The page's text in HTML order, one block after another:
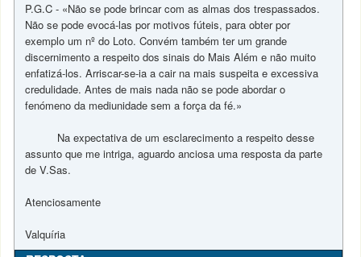
P.G.C - «Não se pode brincar com as almas dos trespassados.
Não se pode evocá-las por motivos fúteis, para obter por
exemplo um nº do Loto. Convém também ter um grande
discernimento a respeito dos sinais do Mais Além e não muito
enfatizá-los. Arriscar-se-ia a cair na mais suspeita e excessiva
credulidade. Antes de mais nada não se pode abordar o
fenómeno da mediunidade sem a força da fé.»
Na expectativa de um esclarecimento a respeito desse
assunto que me intriga, aguardo anciosa uma resposta da parte
de V.Sas.
Atenciosamente
Valquíria